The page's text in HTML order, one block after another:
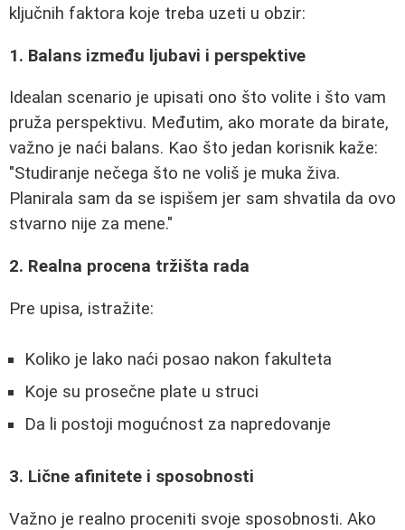
ključnih faktora koje treba uzeti u obzir:
1. Balans između ljubavi i perspektive
Idealan scenario je upisati ono što volite i što vam
pruža perspektivu. Međutim, ako morate da birate,
važno je naći balans. Kao što jedan korisnik kaže:
"Studiranje nečega što ne voliš je muka živa.
Planirala sam da se ispišem jer sam shvatila da ovo
stvarno nije za mene."
2. Realna procena tržišta rada
Pre upisa, istražite:
Koliko je lako naći posao nakon fakulteta
Koje su prosečne plate u struci
Da li postoji mogućnost za napredovanje
3. Lične afinitete i sposobnosti
Važno je realno proceniti svoje sposobnosti. Ako